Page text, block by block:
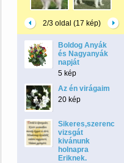
2/3 oldal (17 kép)
Boldog Anyák
és Nagyanyák
napját
5 kép
Az én virágaim
20 kép
Sikeres,szerencsés
vizsgát
kivánunk
holnapra
Eriknek.